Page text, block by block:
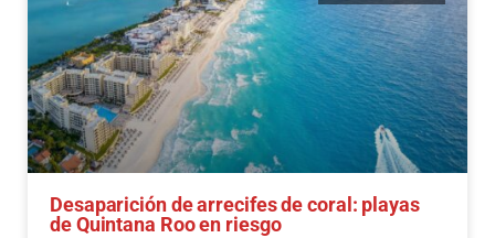
Desaparición de arrecifes de coral: playas
de Quintana Roo en riesgo